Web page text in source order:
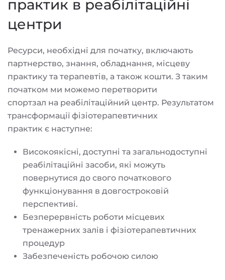
практик в реабілітаційні
центри
Ресурси, необхідні для початку, включають
партнерство, знання, обладнання, місцеву
практику та терапевтів, а також кошти. З таким
початком ми можемо перетворити
спортзал на реабілітаційний центр. Результатом
трансформації фізіотерапевтичних
практик є наступне:
Високоякісні, доступні та загальнодоступні
реабілітаційні засоби, які можуть
повернутися до свого початкового
функціонування в довгостроковій
перспективі.
Безперервність роботи місцевих
тренажерних залів і фізіотерапевтичних
процедур
Забезпеченість робочою силою